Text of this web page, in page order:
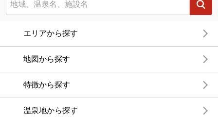
エリアから探す
地図から探す
特徴から探す
温泉地から探す